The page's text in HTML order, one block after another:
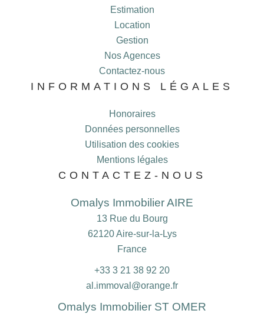
Estimation
Location
Gestion
Nos Agences
Contactez-nous
INFORMATIONS LÉGALES
Honoraires
Données personnelles
Utilisation des cookies
Mentions légales
CONTACTEZ-NOUS
Omalys Immobilier AIRE
13 Rue du Bourg
62120Aire-sur-la-Lys
France
+33 3 21 38 92 20
al.immoval@orange.fr
Omalys Immobilier ST OMER